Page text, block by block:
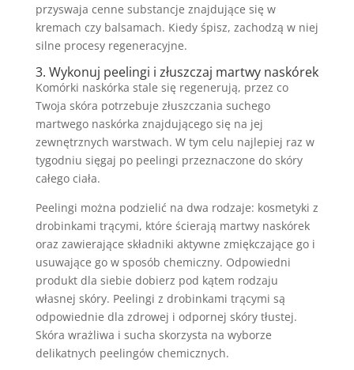
przyswaja cenne substancje znajdujące się w
kremach czy balsamach. Kiedy śpisz, zachodzą w niej
silne procesy regeneracyjne.
3. Wykonuj peelingi i złuszczaj martwy naskórek
Komórki naskórka stale się regenerują, przez co
Twoja skóra potrzebuje złuszczania suchego
martwego naskórka znajdującego się na jej
zewnętrznych warstwach. W tym celu najlepiej raz w
tygodniu sięgaj po peelingi przeznaczone do skóry
całego ciała.
Peelingi można podzielić na dwa rodzaje: kosmetyki z
drobinkami trącymi, które ścierają martwy naskórek
oraz zawierające składniki aktywne zmiękczające go i
usuwające go w sposób chemiczny. Odpowiedni
produkt dla siebie dobierz pod kątem rodzaju
własnej skóry. Peelingi z drobinkami trącymi są
odpowiednie dla zdrowej i odpornej skóry tłustej.
Skóra wrażliwa i sucha skorzysta na wyborze
delikatnych peelingów chemicznych.